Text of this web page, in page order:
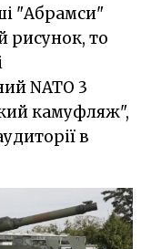
"Абрамси"
то
NATO 3
камуфляж",
в